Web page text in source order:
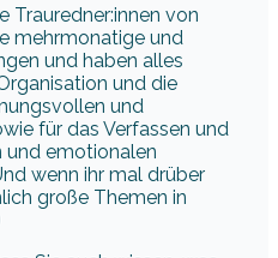
Trauredner:innen von
mehrmonatige und
und haben alles
und die
und
für das Verfassen und
und emotionalen
wenn ihr mal drüber
große Themen in